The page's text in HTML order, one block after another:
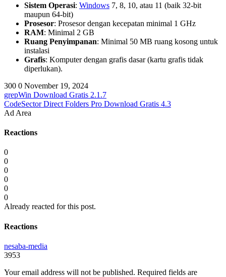
Sistem Operasi: Windows 7, 8, 10, atau 11 (baik 32-bit
maupun 64-bit)
Prosesor: Prosesor dengan kecepatan minimal 1 GHz
RAM: Minimal 2 GB
Ruang Penyimpanan: Minimal 50 MB ruang kosong untuk
instalasi
Grafis: Komputer dengan grafis dasar (kartu grafis tidak
diperlukan).
300 0 November 19, 2024
grepWin Download Gratis 2.1.7
CodeSector Direct Folders Pro Download Gratis 4.3
Ad Area
Reactions
0
0
0
0
0
0
Already reacted for this post.
Reactions
nesaba-media
3953
Your email address will not be published. Required fields are